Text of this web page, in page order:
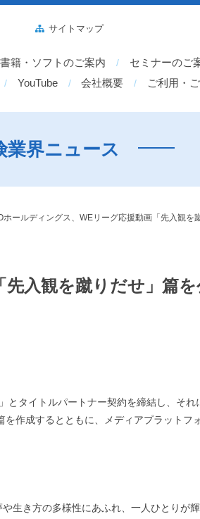
書籍・ソフトのご案内 セミナーのご
YouTube 会社概要 ご利用・
サイトマップ
業界ニュース
ホールディングス、WEリーグ応援動画「先入観
入観を蹴りだせ」篇
タイトルパートナー契約を締結し、そ
作成するとともに、メディアプラット
生き方の多様性にあふれ、一人ひとりが